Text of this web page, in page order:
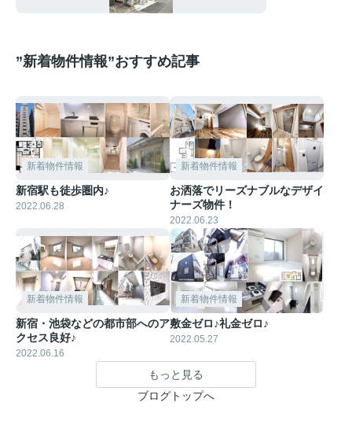
”新着物件情報”おすすめ記事
新着物件情報
新宿駅も徒歩圏内♪
2022.06.28
新着物件情報
お洒落でリーズナブルなデザイ
ナーズ物件！
2022.06.23
新着物件情報
新宿・池袋などの都市部へのア
クセス良好♪
2022.06.16
新着物件情報
敷金ゼロ♪礼金ゼロ♪
2022.05.27
もっと見る
ブログトップへ